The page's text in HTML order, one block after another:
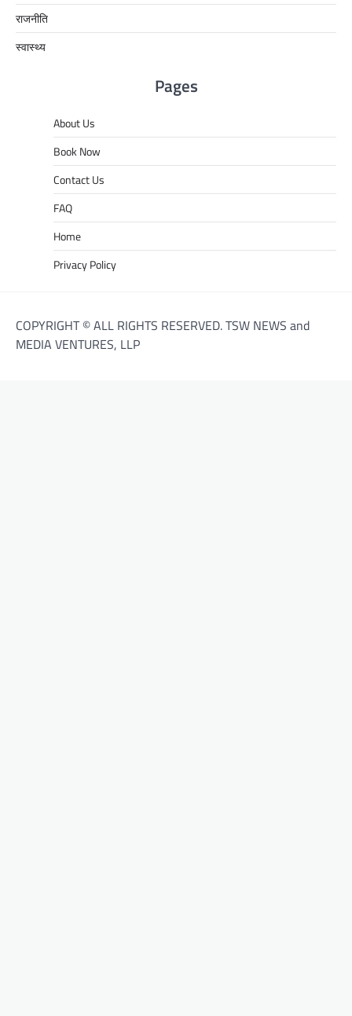
राजनीति
स्वास्थ्य
Pages
About Us
Book Now
Contact Us
FAQ
Home
Privacy Policy
COPYRIGHT © ALL RIGHTS RESERVED. TSW NEWS and
MEDIA VENTURES, LLP